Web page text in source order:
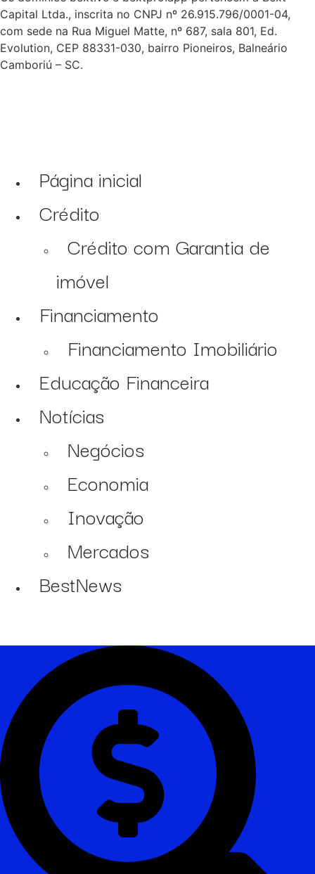
Capital Ltda., inscrita no CNPJ nº 26.915.796/0001-04,
com sede na Rua Miguel Matte, nº 687, sala 801, Ed.
Evolution, CEP 88331-030, bairro Pioneiros, Balneário
Camboriú – SC.
Página inicial
Crédito
Crédito com Garantia de
imóvel
Financiamento
Financiamento Imobiliário
Educação Financeira
Notícias
Negócios
Economia
Inovação
Mercados
BestNews